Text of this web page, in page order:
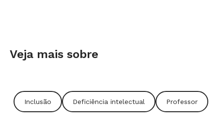
Veja mais sobre
Inclusão Deficiência intelectual Professor